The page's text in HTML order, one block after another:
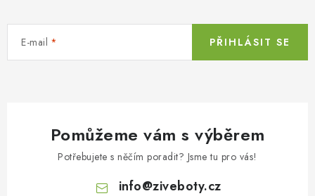
E-mail PŘIHLÁSIT SE
Pomůžeme vám s výběrem
Potřebujete s něčím poradit? Jsme tu pro vás!
info@ziveboty.cz